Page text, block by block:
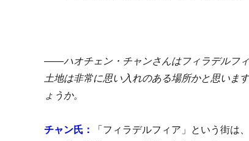
――ハオチェン・チャンさんはフィラデルフ
土地は非常に思い入れのある場所かと思いま
ょうか。
チャン氏：
「フィラデルフィア」という街は